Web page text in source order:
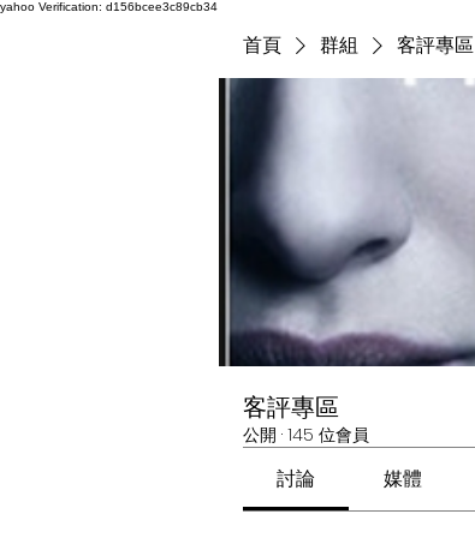
yahoo Verification: d156bcee3c89cb34
首頁 群組 客評專區
客評專區
公開 · 145 位會員
討論 媒體